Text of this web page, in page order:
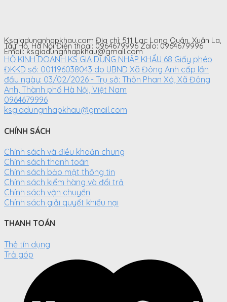
Ksgiadungnhapkhau.com Địa chỉ: 511 Lạc Long Quân, Xuân La,
Tây Hồ, Hà Nội Điện thoại: 0964679996 Zalo: 0964679996
Email: ksgiadungnhapkhau@gmail.com
HỘ KINH DOANH KS GIA DỤNG NHẬP KHẨU 68 Giấy phép
ĐKKD số: 001196038043 do UBND Xã Đông Anh cấp lần
đầu ngày: 03/02/2026 - Trụ sở: Thôn Phan Xá, Xã Đông
Anh, Thành phố Hà Nội, Việt Nam
0964679996
ksgiadungnhapkhau@gmail.com
CHÍNH SÁCH
Chính sách và điều khoản chung
Chính sách thanh toán
Chính sách bảo mật thông tin
Chính sách kiểm hàng và đổi trả
Chính sách vận chuyển
Chính sách giải quyết khiếu nại
THANH TOÁN
Thẻ tín dụng
Trả góp